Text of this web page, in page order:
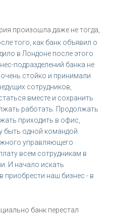
произошла даже не тогда,
того, как банк объявил о
в Лондоне после этого
подразделений банка не
стойко и принимали
сотрудников,
вместе и сохранить
работать. Продолжать
приходить в офис,
быть одной командой.
управляющего
всем сотрудникам в
И начало искать
приобрести наш бизнес ­- в
банк перестал